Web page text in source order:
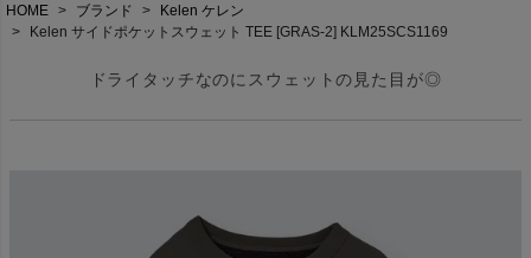
HOME ブランド
Kelen ケレン
Kelen サイドポケットスウェット TEE [GRAS-2] KLM25SCS1169
ドライタッチなのにスウェットの見た目が◎